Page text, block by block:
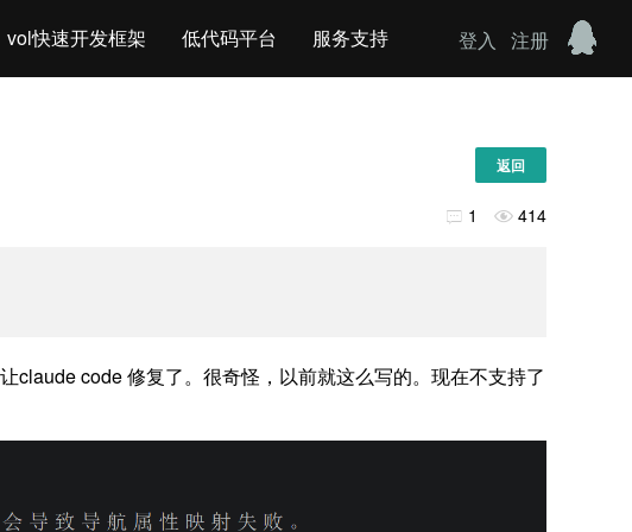
vol快速开发框架 低代码平台 服务支持 登入 注册
返回
 1  414
claude code 修复了。很奇怪，以前就这么写的。现在不支持了